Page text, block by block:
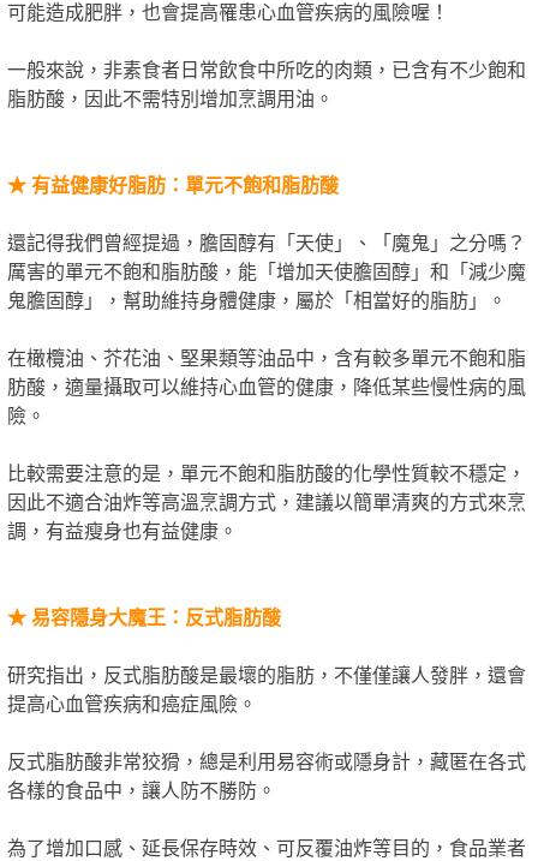
可能造成肥胖，也會提高罹患心血管疾病的風險喔！
一般來說，非素食者日常飲食中所吃的肉類，已含有不少飽和
脂肪酸，因此不需特別增加烹調用油。
★有益健康好脂肪：單元不飽和脂肪酸
還記得我們曾經提過，膽固醇有「天使」、「魔鬼」之分嗎？
厲害的單元不飽和脂肪酸，能「增加天使膽固醇」和「減少魔
鬼膽固醇」，幫助維持身體健康，屬於「相當好的脂肪」。
在橄欖油、芥花油、堅果類等油品中，含有較多單元不飽和脂
肪酸，適量攝取可以維持心血管的健康，降低某些慢性病的風
險。
比較需要注意的是，單元不飽和脂肪酸的化學性質較不穩定，
因此不適合油炸等高溫烹調方式，建議以簡單清爽的方式來烹
調，有益瘦身也有益健康。
★易容隱身大魔王：反式脂肪酸
研究指出，反式脂肪酸是最壞的脂肪，不僅僅讓人發胖，還會
提高心血管疾病和癌症風險。
反式脂肪酸非常狡猾，總是利用易容術或隱身計，藏匿在各式
各樣的食品中，讓人防不勝防。
為了增加口感、延長保存時效、可反覆油炸等目的，食品業者